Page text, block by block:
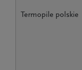
Termopile polskie